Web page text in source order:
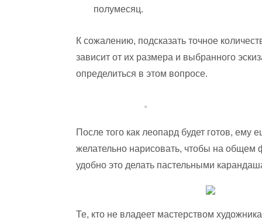
полумесяц.
К сожалению, подсказать точное
зависит от их размера и выбранного
определиться в этом вопросе.
После того как леопард будет готов,
желательно нарисовать, чтобы на
удобно это делать пастельными
Те, кто не владеет мастерством